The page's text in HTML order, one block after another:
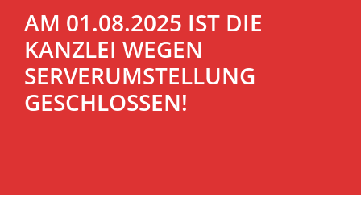
AM 01.08.2025 IST DIE
KANZLEI WEGEN
SERVERUMSTELLUNG
GESCHLOSSEN!